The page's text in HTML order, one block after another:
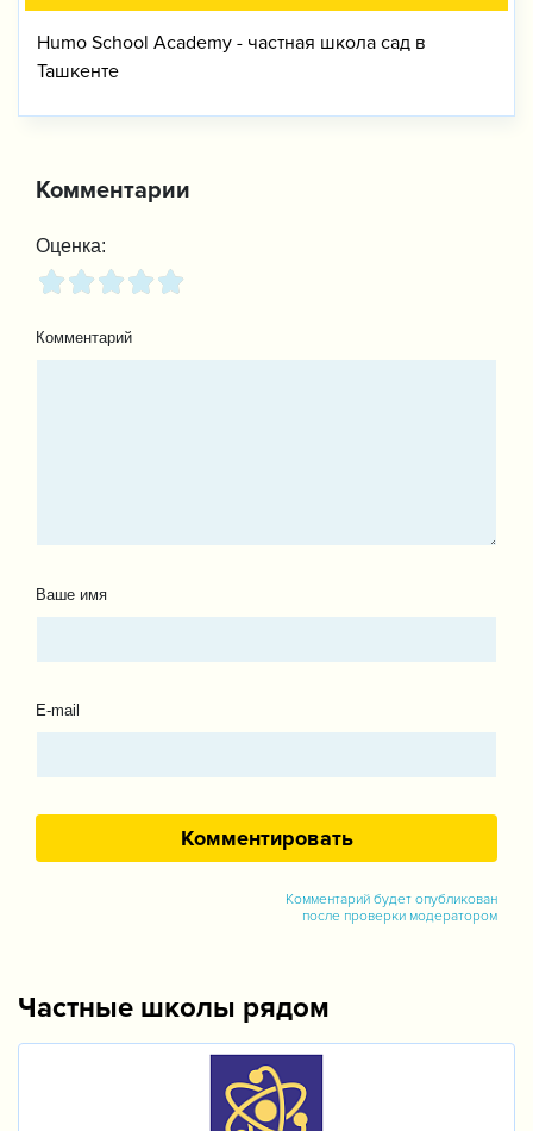
Humo School Academy - частная школа сад в
Ташкенте
Комментарии
Оценка:
Комментарий
Ваше имя
E-mail
Комментарий будет опубликован
после проверки модератором
Частные школы рядом